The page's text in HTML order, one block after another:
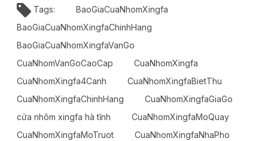
Tags:
BaoGiaCuaNhomXingfa
BaoGiaCuaNhomXingfaChinhHang
BaoGiaCuaNhomXingfaVanGo
CuaNhomVanGoCaoCap
CuaNhomXingfa
CuaNhomXingfa4Canh
CuaNhomXingfaBietThu
CuaNhomXingfaChinhHang
CuaNhomXingfaGiaGo
cửa nhôm xingfa hà tĩnh
CuaNhomXingfaMoQuay
CuaNhomXingfaMoTruot
CuaNhomXingfaNhaPho